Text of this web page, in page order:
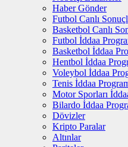
Haber Gönder
Futbol Canlı
Basketbol Canlı
Futbol İddaa
Basketbol İddaa
Hentbol İddaa
Voleybol İddaa
Tenis İddaa
Motor Sporları
Bilardo İddaa
Dövizler
Kripto Paralar
Altınlar